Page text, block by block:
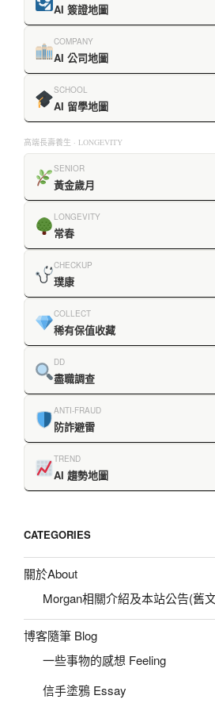
AI 簽證地圖
COMPANY
AI 公司地圖
SCHOOL
AI 留學地圖
高端長壽養生 · LONGEVITY
SENIOR
黃金歲月
LONGEVITY
常春
CHECKUP
璞康
COLLECT
稀有保值收藏
DD
盡職調查
ANTI-FRAUD
防詐避雷
TREND
AI 趨勢地圖
CATEGORIES
關於About
Morgan相關介紹及本站公告(舊
博客隨筆 Blog
一些事物的感想 Feeling
信手塗鴉 Essay